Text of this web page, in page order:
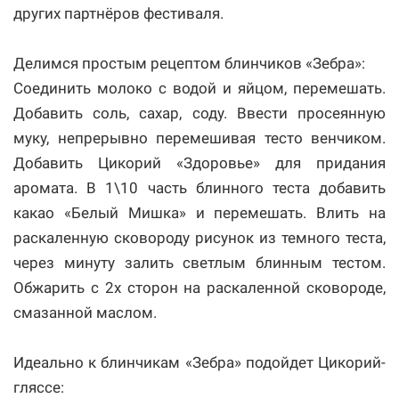
других партнёров фестиваля.
Делимся простым рецептом блинчиков «Зебра»:
Соединить молоко с водой и яйцом, перемешать.
Добавить соль, сахар, соду. Ввести просеянную
муку, непрерывно перемешивая тесто венчиком.
Добавить Цикорий «Здоровье» для придания
аромата. В 1\10 часть блинного теста добавить
какао «Белый Мишка» и перемешать. Влить на
раскаленную сковороду рисунок из темного теста,
через минуту залить светлым блинным тестом.
Обжарить с 2х сторон на раскаленной сковороде,
смазанной маслом.
Идеально к блинчикам «Зебра» подойдет Цикорий-
гляссе: